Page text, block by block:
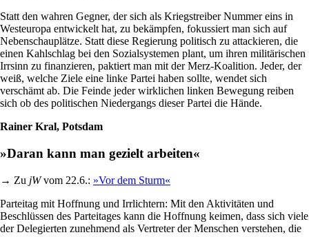
Statt den wahren Gegner, der sich als Kriegstreiber Nummer eins in
Westeuropa entwickelt hat, zu bekämpfen, fokussiert man sich auf
Nebenschauplätze. Statt diese Regierung politisch zu attackieren, die
einen Kahlschlag bei den Sozialsystemen plant, um ihren militärischen
Irrsinn zu finanzieren, paktiert man mit der Merz-Koalition. Jeder, der
weiß, welche Ziele eine linke Partei haben sollte, wendet sich
verschämt ab. Die Feinde jeder wirklichen linken Bewegung reiben
sich ob des politischen Niedergangs dieser Partei die Hände.
Rainer Kral, Potsdam
»Daran kann man gezielt arbeiten«
→ Zu jWvom 22.6.: »Vor dem Sturm«
Parteitag mit Hoffnung und Irrlichtern: Mit den Aktivitäten und
Beschlüssen des Parteitages kann die Hoffnung keimen, dass sich viele
der Delegierten zunehmend als Vertreter der Menschen verstehen, die